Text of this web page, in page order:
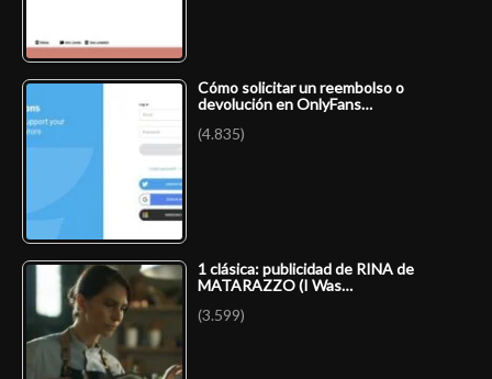
Cómo solicitar un reembolso o
devolución en OnlyFans…
(4.835)
1 clásica: publicidad de RINA de
MATARAZZO (I Was…
(3.599)